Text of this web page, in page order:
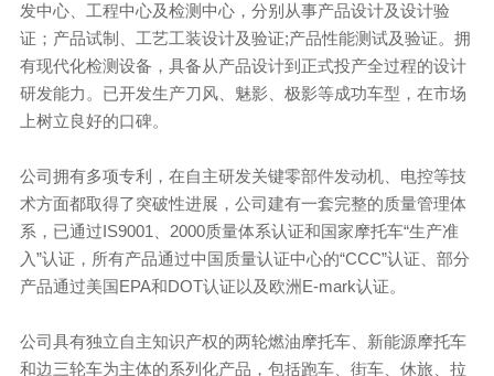
发中心、工程中心及检测中心，分别从事产品设计及设计验
证；产品试制、工艺工装设计及验证;产品性能测试及验证。拥
有现代化检测设备，具备从产品设计到正式投产全过程的设计
研发能力。已开发生产刀风、魅影、极影等成功车型，在市场
上树立良好的口碑。
公司拥有多项专利，在自主研发关键零部件发动机、电控等技
术方面都取得了突破性进展，公司建有一套完整的质量管理体
系，已通过IS9001、2000质量体系认证和国家摩托车“生产准
入”认证，所有产品通过中国质量认证中心的“CCC”认证、部分
产品通过美国EPA和DOT认证以及欧洲E-mark认证。
公司具有独立自主知识产权的两轮燃油摩托车、新能源摩托车
和边三轮车为主体的系列化产品，包括跑车、街车、休旅、拉